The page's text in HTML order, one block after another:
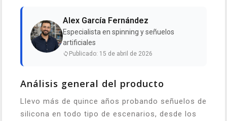
Alex García Fernández
Especialista en spinning y señuelos
artificiales
Publicado: 15 de abril de 2026
Análisis general del producto
Llevo más de quince años probando señuelos de
silicona en todo tipo de escenarios, desde los